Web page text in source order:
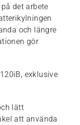
det arbete
och längre
gör
exklusive
lätt
att använda